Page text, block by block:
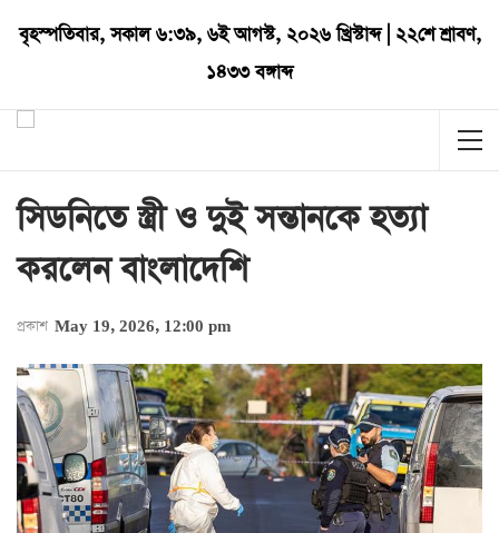
বৃহস্পতিবার,সকাল ৬:৩৯, ৬ই আগস্ট, ২০২৬ খ্রিস্টাব্দ| ২২শে শ্রাবণ,
১৪৩৩ বঙ্গাব্দ
সিডনিতে স্ত্রী ও দুই সন্তানকে হত্যা
করলেন বাংলাদেশি
প্রকাশ May 19, 2026, 12:00 pm